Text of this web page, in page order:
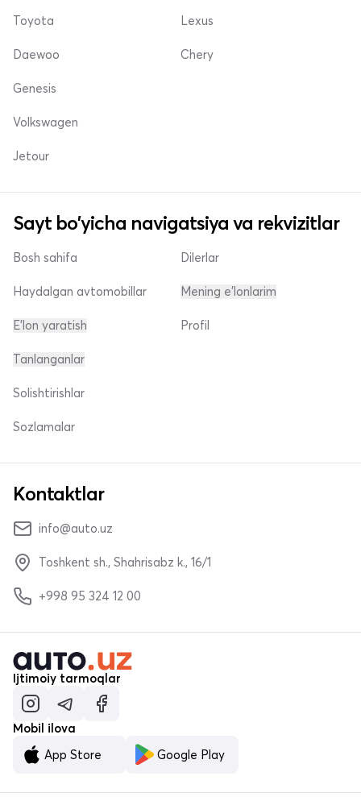
Toyota
Daewoo
Lexus
Chery
Genesis
Volkswagen
Jetour
Sayt bo'yicha navigatsiya va rekvizitlar
Bosh sahifa
Haydalgan avtomobillar
E'lon yaratish
Dilerlar
Mening e'lonlarim
Profil
Tanlanganlar
Solishtirishlar
Sozlamalar
Kontaktlar
info@auto.uz
Toshkent sh., Shahrisabz k., 16/1
+998 95 324 12 00
Ijtimoiy tarmoqlar
Mobil ilova
App Store
Google Play